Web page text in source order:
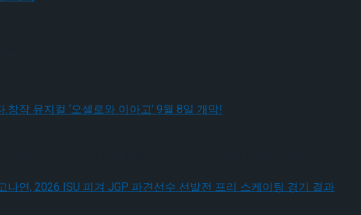
하다.창작 뮤지컬 ‘오셀로와 이아고’ 9월 8일 개막!